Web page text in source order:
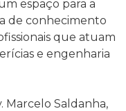
espaço para a
de conhecimento
que atuam
e engenharia
Marcelo Saldanha,